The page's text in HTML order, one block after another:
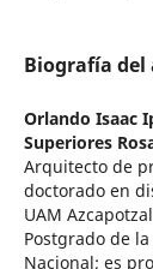
Biografía
Orlando Isaac
Superiores
Arquitecto de
doctorado en
UAM
Postgrado de
Nacional; es